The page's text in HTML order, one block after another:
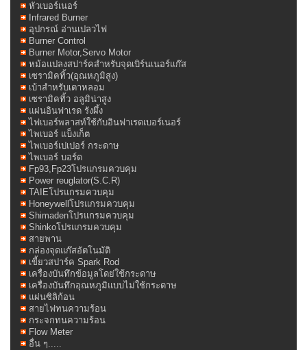
หัวเบอร์เนอร์
Infrared Burner
อุปกรณ์ อ่านเปลวไฟ
Burner Control
Burner Motor,Servo Motor
หม้อแปลงสปาร์คสำหรับจุดเบิร์นเนอร์แก๊ส
เซรามิคทิ้ว(อุณหภูมิสูง)
เบ้าสำหรับเตาหลอม
เซรามิคทิ้ว อลูมิน่าสูง
แผ่นอินฟาเรด รังผึ้ง
ไฟเบอร์พลาสท์ใช้กับอินฟาเรดเบอร์เนอร์
ไพเบอร์ แบ็งเก็ต
ไพเบอร์เปเปอร์ กระดาษ
ไพเบอร์ บอร์ด
Fp93,Fp23โปรแกรมควบคุม
Power reuglator(S.C.R)
TAIEโปรแกรมควบคุม
Honeywellโปรแกรมควบคุม
Shimadenโปรแกรมควบคุม
Shinkoโปรแกรมควบคุม
สายพาน
กล่องจุดแก๊สอัตโนมัติ
เขี้ยวสปาร์ค Spark Rod
เครื่องบันทึกข้อมูลโดย่ใช้กระดาษ
เครื่องบันทึกอุณหภูมิแบบไม่ใช้กระดาษ
แผ่นซิลิก้อน
สายไฟทนความร้อน
กระจกทนความร้อน
Flow Meter
อื่น ๆ.....